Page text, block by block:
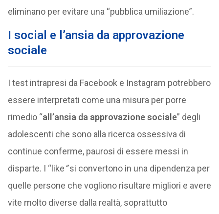
eliminano per evitare una “pubblica umiliazione”.
I social e l’ansia da approvazione
sociale
I test intrapresi da Facebook e Instagram potrebbero
essere interpretati come una misura per porre
rimedio “all’ansia da approvazione sociale” degli
adolescenti che sono alla ricerca ossessiva di
continue conferme, paurosi di essere messi in
disparte. I “like”si convertono in una dipendenza per
quelle persone che vogliono risultare migliori e avere
vite molto diverse dalla realtà, soprattutto